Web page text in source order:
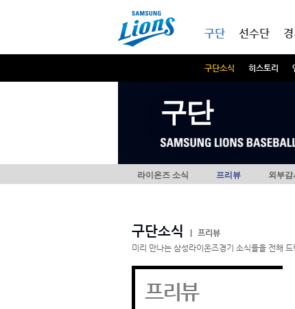
구단
구단소식 히스토리
선수단
구단
라이온즈 소식 프리뷰 외부감
구단소식
프리뷰
미리 만나는 삼성라이온즈경기 소식들을 전해 드
프리뷰